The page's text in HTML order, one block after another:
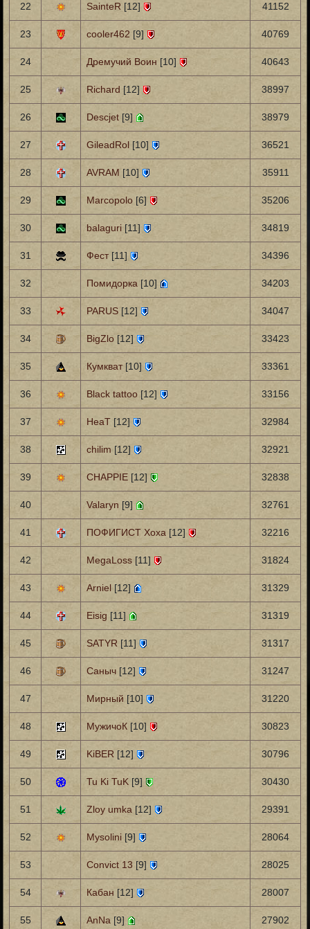
22 SainteR [12] 41152
23 cooler462 [9] 40769
24 Дремучий Воин [10] 40643
25 Richard [12] 38997
26 Descjet [9] 38979
27 GileadRol [10] 36521
28 AVRAM [10] 35911
29 Marcopolo [6] 35206
30 balaguri [11] 34819
31 Фест [11] 34396
32 Помидорка [10] 34203
33 PARUS [12] 34047
34 BigZlo [12] 33423
35 Кумкват [10] 33361
36 Black tattoo [12] 33156
37 HeaT [12] 32984
38 chilim [12] 32921
39 CHAPPIE [12] 32838
40 Valaryn [9] 32761
41 ПОФИГИСТ Хоха [12] 32216
42 MegaLoss [11] 31824
43 Arniel [12] 31329
44 Eisig [11] 31319
45 SATYR [11] 31317
46 Саныч [12] 31247
47 Мирный [10] 31220
48 МужичоК [10] 30823
49 KiBER [12] 30796
50 Tu Ki TuK [9] 30430
51 Zloy umka [12] 29391
52 Mysolini [9] 28064
53 Convict 13 [9] 28025
54 Кабан [12] 28007
55 AnNa [9] 27902